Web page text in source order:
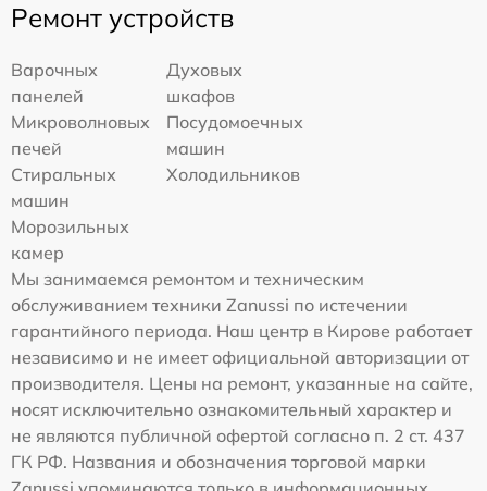
Ремонт устройств
Варочных
панелей
Духовых
шкафов
Микроволновых
печей
Посудомоечных
машин
Стиральных
машин
Холодильников
Морозильных
камер
Мы занимаемся ремонтом и техническим
обслуживанием техники Zanussi по истечении
гарантийного периода. Наш центр в Кирове работает
независимо и не имеет официальной авторизации от
производителя. Цены на ремонт, указанные на сайте,
носят исключительно ознакомительный характер и
не являются публичной офертой согласно п. 2 ст. 437
ГК РФ. Названия и обозначения торговой марки